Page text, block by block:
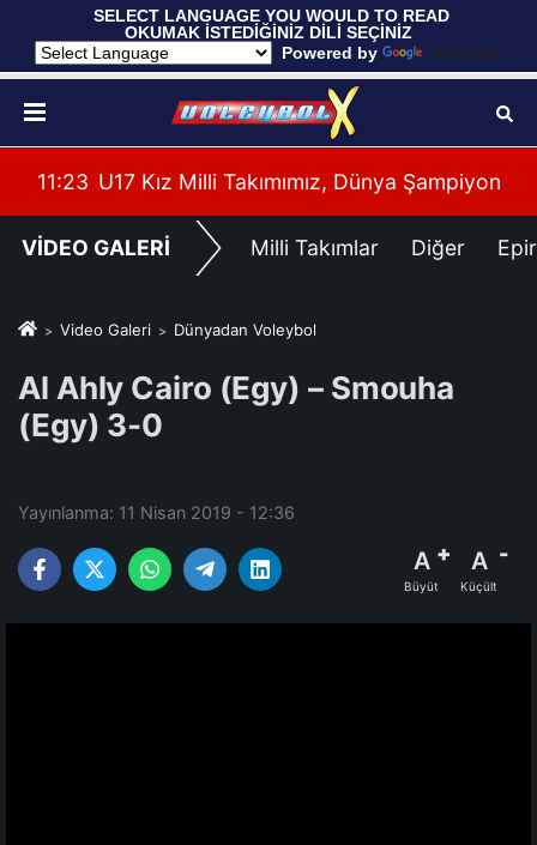
SELECT LANGUAGE YOU WOULD TO READ
OKUMAK İSTEDİĞİNİZ DİLİ SEÇİNİZ
Powered by
Translate
Oynadı
11:23 U17 Kız Milli Takımımız, Dünya
VİDEO GALERİ Milli Takımlar Diğer
Video Galeri Dünyadan Voleybol
Al Ahly Cairo (Egy) – Smouha
(Egy) 3-0
Yayınlanma: 11 Nisan 2019 - 12:36
A
Büyüt
A
Küçült